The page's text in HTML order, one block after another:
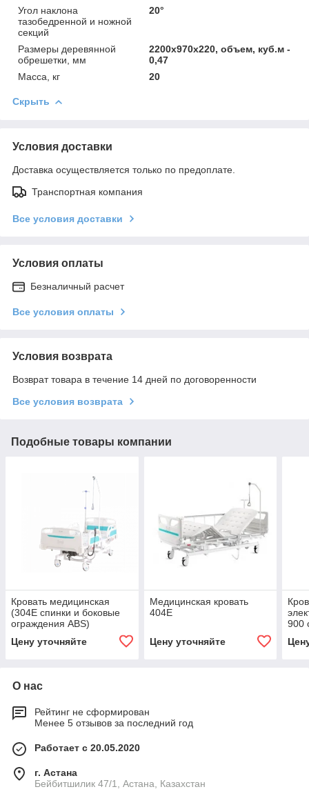
Угол наклона
тазобедренной и ножной
секций
20°
Размеры деревянной
обрешетки, мм
2200х970х220, объем, куб.м -
0,47
Масса, кг
20
Скрыть
Условия доставки
Доставка осуществляется только по предоплате.
Транспортная компания
Все условия доставки
Условия оплаты
Безналичный расчет
Все условия оплаты
Условия возврата
Возврат товара в течение 14 дней по договоренности
Все условия возврата
Подобные товары компании
Кровать медицинская
(304E спинки и боковые
ограждения ABS)
Цену уточняйте
Медицинская кровать
404E
Цену уточняйте
900
О нас
Рейтинг не сформирован
Менее 5 отзывов за последний год
Работает с 20.05.2020
г. Астана
Бейбитшилик 47/1, Астана, Казахстан